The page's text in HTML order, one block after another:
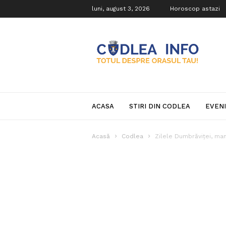
luni, august 3, 2026 Horoscop astazi
Info
ACASA STIRI DIN CODLEA
Acasă Codlea Zilele Dumbrăviței,